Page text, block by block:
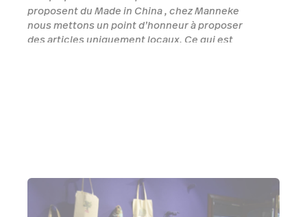
proposent du Made in China , chez Manneke
nous mettons un point d’honneur à proposer
des articles uniquement locaux. Ce qui est